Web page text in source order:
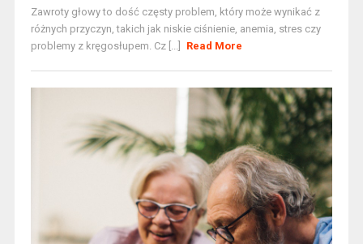
Zawroty głowy to dość częsty problem, który może wynikać z
różnych przyczyn, takich jak niskie ciśnienie, anemia, stres czy
problemy z kręgosłupem. Cz [...]
Read More